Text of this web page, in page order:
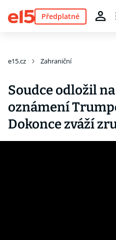
Předplatné
e15.cz Zahraniční
Soudce odložil
oznámení
Dokonce zváží